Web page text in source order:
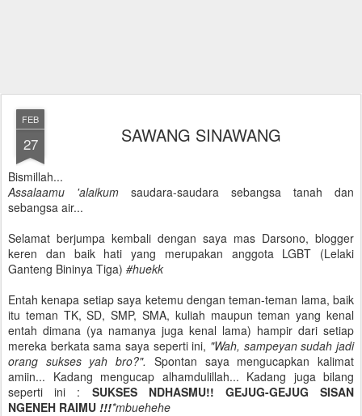
FEB
27 SAWANG SINAWANG
Bismillah...
Assalaamu 'alaikum saudara-saudara sebangsa tanah dan
sebangsa air...
Selamat berjumpa kembali dengan saya mas Darsono, blogger
keren dan baik hati yang merupakan anggota LGBT (Lelaki
Ganteng Bininya Tiga) #huekk
Entah kenapa setiap saya ketemu dengan teman-teman lama, baik
itu teman TK, SD, SMP, SMA, kuliah maupun teman yang kenal
entah dimana (ya namanya juga kenal lama) hampir dari setiap
mereka berkata sama saya seperti ini, "Wah, sampeyan sudah jadi
orang sukses yah bro?". Spontan saya mengucapkan kalimat
amiin... Kadang mengucap alhamdulillah... Kadang juga bilang
seperti ini : SUKSES NDHASMU!! GEJUG-GEJUG SISAN
NGENEH RAIMU !!!*mbuehehe